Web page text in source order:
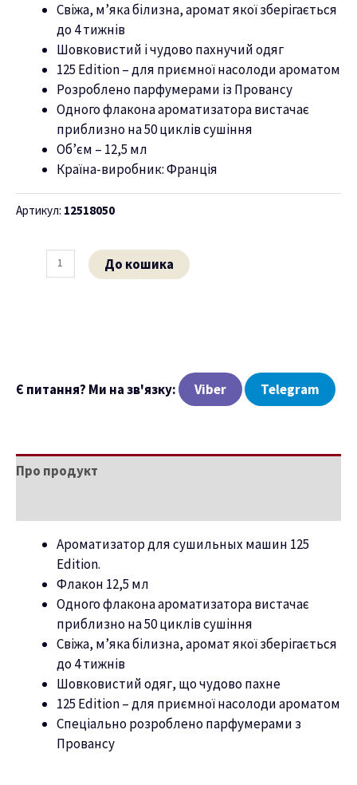
Свіжа, м’яка білизна, аромат якої зберігається
до 4 тижнів
Шовковистий і чудово пахнучий одяг
125 Edition – для приємної насолоди ароматом
Розроблено парфумерами із Провансу
Одного флакона ароматизатора вистачає
приблизно на 50 циклів сушіння
Об’єм – 12,5 мл
Країна-виробник: Франція
Артикул: 12518050
До кошика
Є питання? Ми на зв'язку: Viber Telegram
Про продукт
Ароматизатор для сушильных машин 125
Edition.
Флакон 12,5 мл
Одного флакона ароматизатора вистачає
приблизно на 50 циклів сушіння
Свіжа, м’яка білизна, аромат якої зберігається
до 4 тижнів
Шовковистий одяг, що чудово пахне
125 Edition – для приємної насолоди ароматом
Спеціально розроблено парфумерами з
Провансу